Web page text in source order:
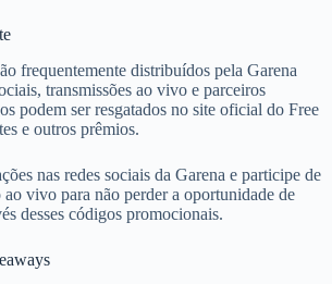
frequentemente distribuídos pela Garena
transmissões ao vivo e parceiros
podem ser resgatados no site oficial do Free
e outros prêmios.
nas redes sociais da Garena e participe de
ao vivo para não perder a oportunidade de
desses códigos promocionais.